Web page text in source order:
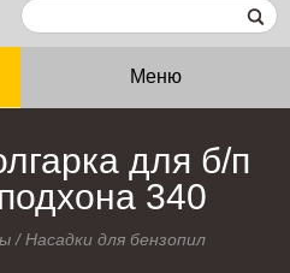
Меню
для б/п
340
/Насадки для бензопил